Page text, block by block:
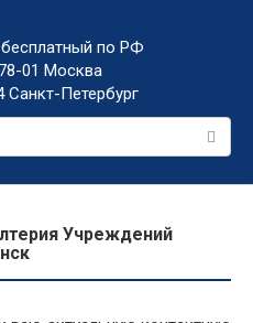
по РФ
01 Москва
Санкт-Петербург
Учреждений